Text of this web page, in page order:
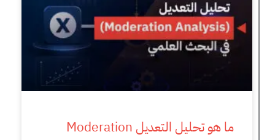
ما هو تحليل التعديل Moderation